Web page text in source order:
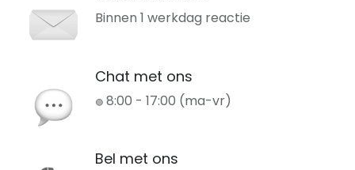
Binnen 1 werkdag reactie
Chat met ons
🟢 8:00 - 17:00 (ma-vr)
Bel met ons